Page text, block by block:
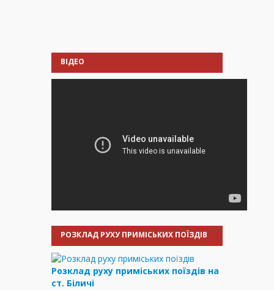
ВІДЕО
РОЗКЛАД РУХУ ПРИМІСЬКИХ ПОЇЗДІВ
Розклад руху приміських поїздів на
ст. Біличі